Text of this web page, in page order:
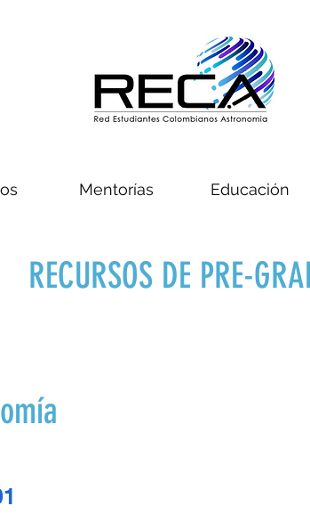
Mentorías Educación
RECURSOS DE PRE-